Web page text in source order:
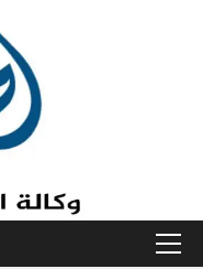
القائمة